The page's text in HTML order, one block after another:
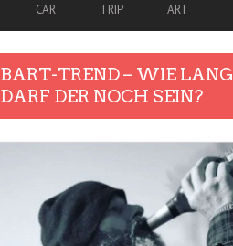
CAR TRIP ART
BART-TREND – WIE LANG
DARF DER NOCH SEIN?